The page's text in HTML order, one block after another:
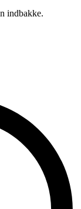
indbakke.